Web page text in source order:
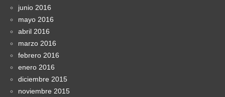
junio 2016
mayo 2016
abril 2016
marzo 2016
febrero 2016
enero 2016
diciembre 2015
noviembre 2015